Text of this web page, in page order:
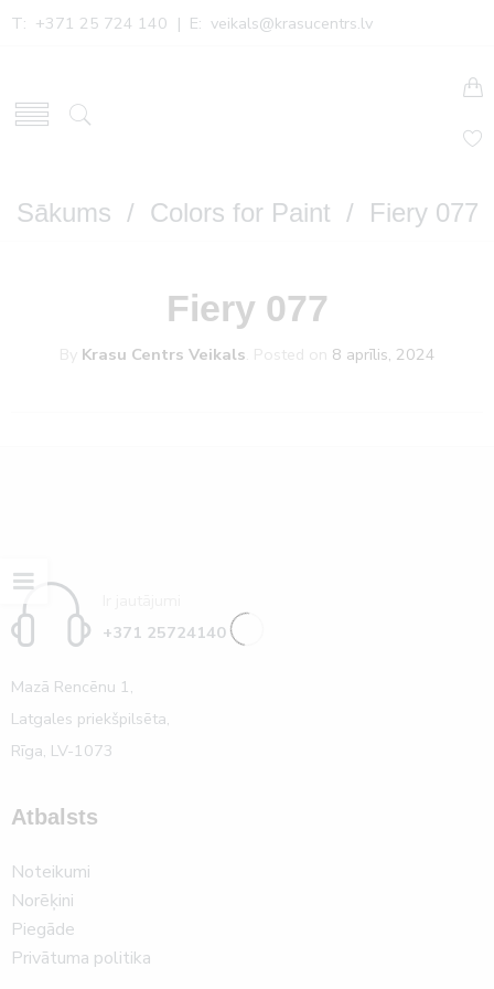
T: +371 25 724 140 | E: veikals@krasucentrs.lv
Sākums / Colors for Paint / Fiery 077
Fiery 077
By Krasu Centrs Veikals Posted on 8 aprīlis, 2024
+371 25724140
Mazā Rencēnu 1,
Latgales priekšpilsēta,
Rīga, LV-1073
Atbalsts
Noteikumi
Norēķini
Piegāde
Privātuma politika